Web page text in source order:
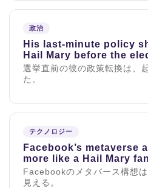
政治
His last-minute policy
Hail Mary before the
選挙直前の彼の政策転換は、
た。
テクノロジー
Facebook’s metaverse
more like a Hail Mary
Facebookのメタバース構想
見える。